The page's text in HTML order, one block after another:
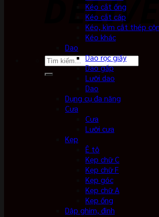
Tìm
Kéo cắt ống
Kéo cắt cáp
Kéo, kìm cắt thép
Kéo khác
Dao
Dao rọc giấy
Dao gấp
Lưỡi dao
Dao
Dụng cụ đa năng
Cưa
Cưa
Lưỡi cưa
Kẹp
Ê tô
Kẹp chữ C
Kẹp chữ F
Kẹp góc
Kẹp chữ A
Kẹp ống
Dập ghim, đinh